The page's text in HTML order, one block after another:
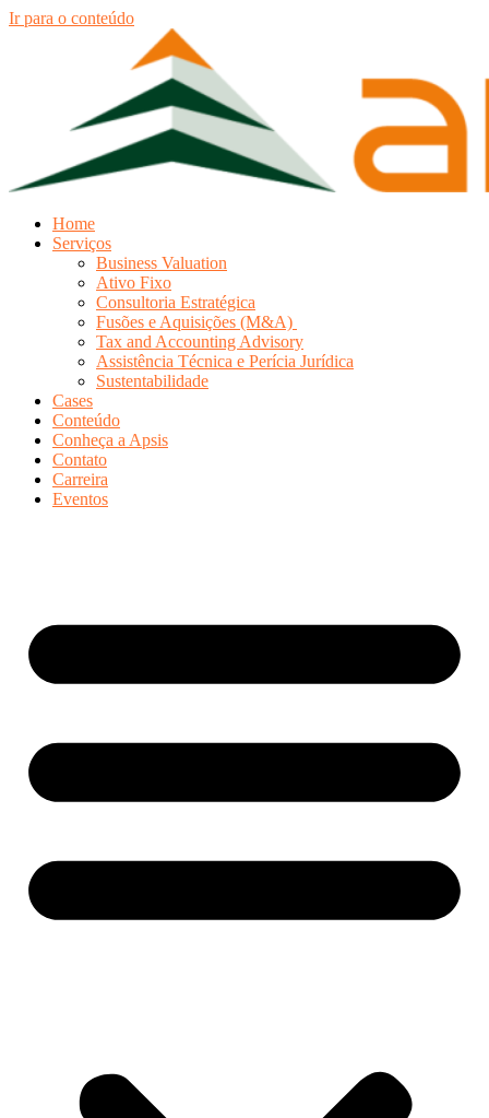
Ir para o conteúdo
Home
Serviços
Business Valuation
Ativo Fixo
Consultoria Estratégica
Fusões e Aquisições (M&A)
Tax and Accounting Advisory
Assistência Técnica e Perícia Jurídica
Sustentabilidade
Cases
Conteúdo
Conheça a Apsis
Contato
Carreira
Eventos